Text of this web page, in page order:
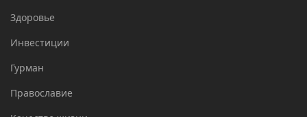
Здоровье
Инвестиции
Гурман
Православие